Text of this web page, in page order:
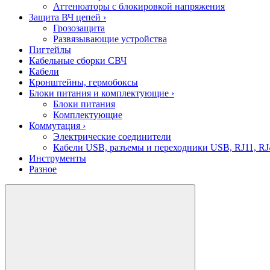
Аттенюаторы с блокировкой напряжения
Защита ВЧ цепей ›
Грозозащита
Развязывающие устройства
Пигтейлы
Кабельные сборки СВЧ
Кабели
Кронштейны, гермобоксы
Блоки питания и комплектующие ›
Блоки питания
Комплектующие
Коммутация ›
Электрические соединители
Кабели USB, разъемы и переходники USB, RJ11,
Инструменты
Разное